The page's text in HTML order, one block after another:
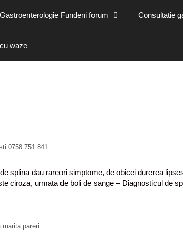
Gastroenterologie Fundeni forum Consultatie
waze
0758 751 841
splina dau rareori simptome, de obicei durerea
ciroza, urmata de boli de sange – Diagnosticul de
marita pareri